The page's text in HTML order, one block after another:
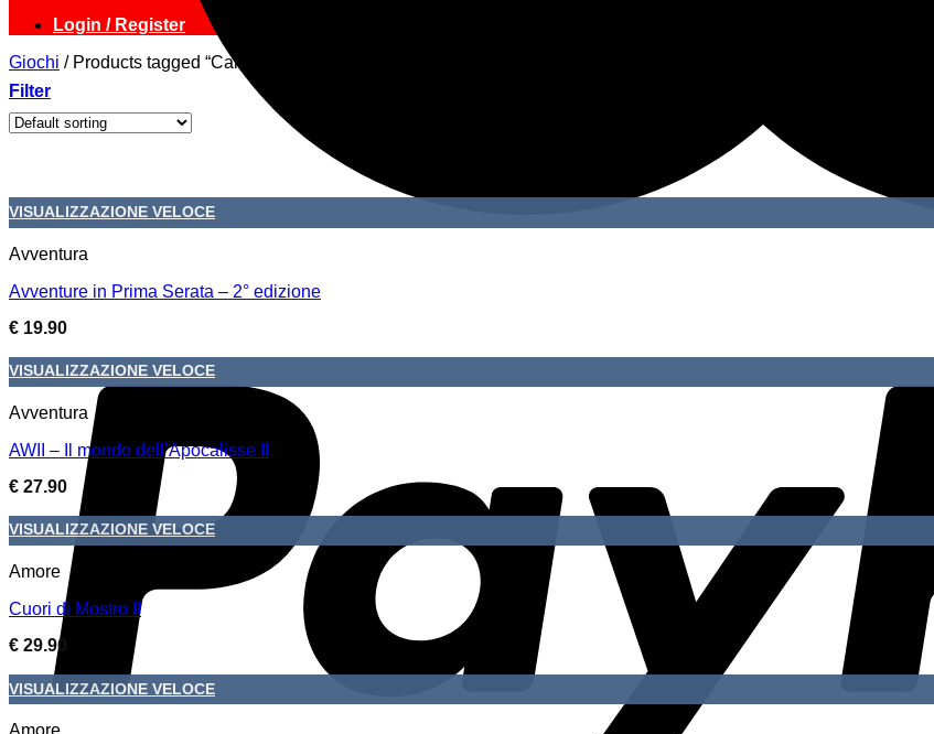
Login / Register
Giochi /Products tagged “Campagna”
Filter
VISUALIZZAZIONE VELOCE
Avventura
Avventure in Prima Serata – 2° edizione
€ 19.90
VISUALIZZAZIONE VELOCE
Avventura
AWII – Il mondo dell’Apocalisse II
€ 27.90
VISUALIZZAZIONE VELOCE
Amore
Cuori di Mostro II
€ 29.90
VISUALIZZAZIONE VELOCE